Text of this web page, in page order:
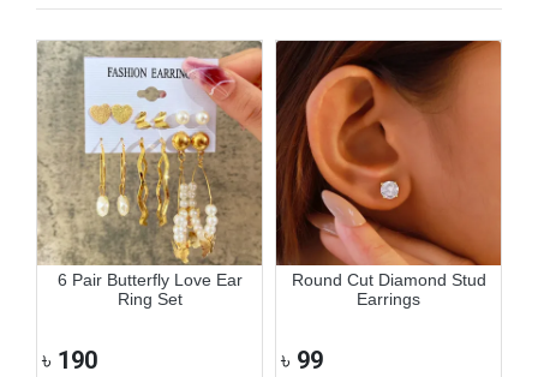
6 Pair Butterfly Love Ear
Ring Set
৳ 190
Round Cut Diamond Stud
Earrings
৳ 99